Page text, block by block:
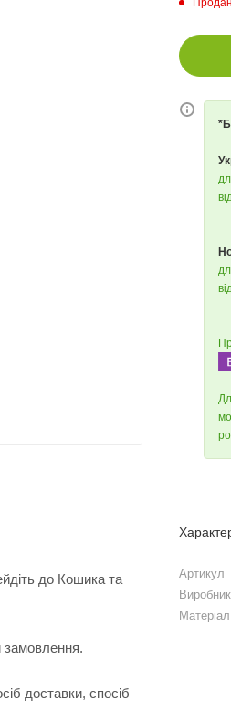
до Кошика та
замовлення.
доставки, спосіб
Артикул
Виробник
Матеріал